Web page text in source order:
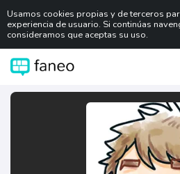
Usamos cookies propias y de terceros
experiencia de usuario. Si continúas
consideramos que aceptas su uso.